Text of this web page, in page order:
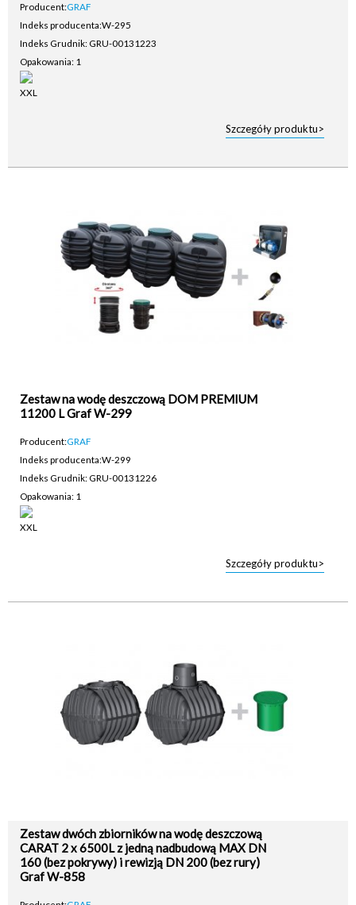
Producent:GRAF
Indeks producenta:W-295
Indeks Grudnik: GRU-00131223
Opakowania: 1
Szczegóły produktu>
Zestaw na wodę deszczową DOM PREMIUM
11200 L Graf W-299
Producent:GRAF
Indeks producenta:W-299
Indeks Grudnik: GRU-00131226
Opakowania: 1
Szczegóły produktu>
Zestaw dwóch zbiorników na wodę deszczową
CARAT 2 x 6500L z jedną nadbudową MAX DN
160 (bez pokrywy) i rewizją DN 200 (bez rury)
Graf W-858